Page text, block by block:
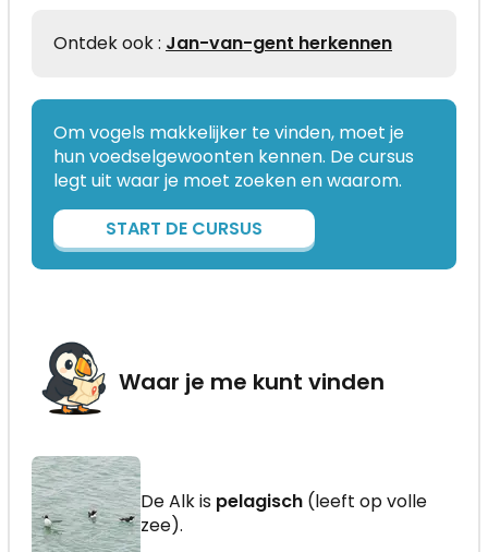
Ontdek ook : Jan-van-gent herkennen
Om vogels makkelijker te vinden, moet je
hun voedselgewoonten kennen. De cursus
legt uit waar je moet zoeken en waarom.
START DE CURSUS
Waar je me kunt vinden
De Alk is pelagisch (leeft op volle
zee).